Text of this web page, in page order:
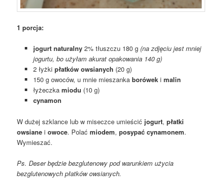
1 porcja:
jogurt naturalny2% tłuszczu 180 g (na zdjęciu jest mniej
jogurtu, bo użyłam akurat opakowania 140 g)
2 łyżkipłatków owsianych (20 g)
150 g owoców, u mnie mieszanka boróweki malin
łyżeczka miodu (10 g)
cynamon
W dużej szklance lub w miseczce umieścić jogurt,płatki
owsiane iowoce. Polaćmiodem,posypać cynamonem.
Wymieszać.
Ps. Deser będzie bezglutenowy pod warunkiem użycia
bezglutenowych płatków owsianych.